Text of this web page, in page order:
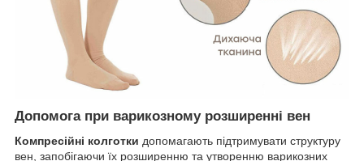
Допомога при варикозному розширенні вен
Компресійні колготки допомагають підтримувати структуру
вен, запобігаючи їх розширенню та утворенню варикозних